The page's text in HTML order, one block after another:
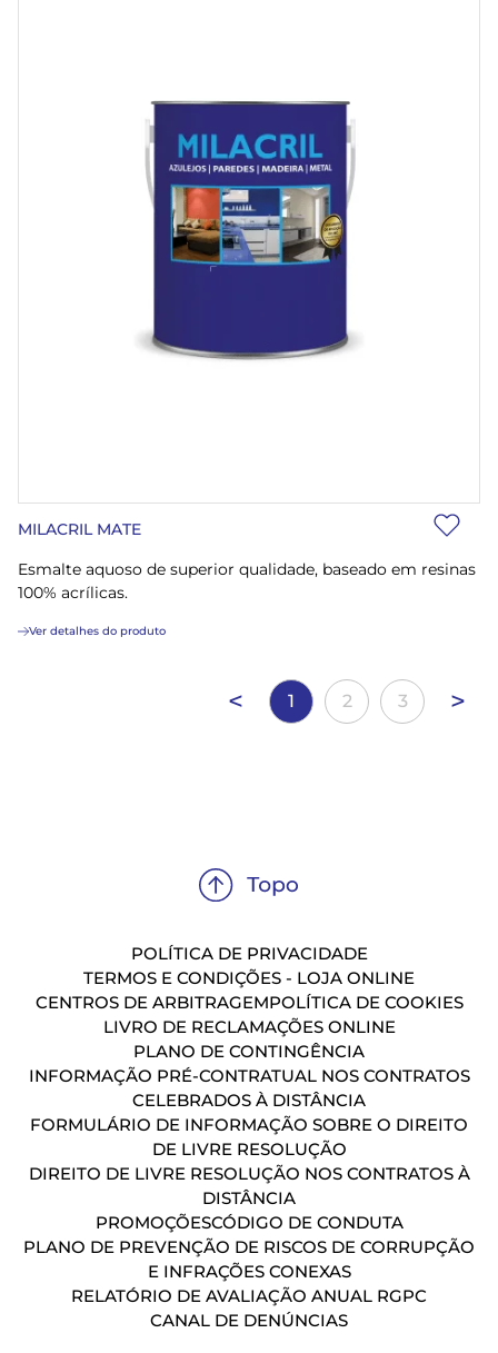
MILACRIL MATE
Esmalte aquoso de superior qualidade, baseado em resinas
100% acrílicas.
Ver detalhes do produto
< 1 2 3 >
POLÍTICA DE PRIVACIDADE
TERMOS E CONDIÇÕES - LOJA ONLINE
CENTROS DE ARBITRAGEMPOLÍTICA DE COOKIES
LIVRO DE RECLAMAÇÕES ONLINE
PLANO DE CONTINGÊNCIA
INFORMAÇÃO PRÉ-CONTRATUAL NOS CONTRATOS
CELEBRADOS À DISTÂNCIA
FORMULÁRIO DE INFORMAÇÃO SOBRE O DIREITO
DE LIVRE RESOLUÇÃO
DIREITO DE LIVRE RESOLUÇÃO NOS CONTRATOS À
DISTÂNCIA
PROMOÇÕESCÓDIGO DE CONDUTA
PLANO DE PREVENÇÃO DE RISCOS DE CORRUPÇÃO
E INFRAÇÕES CONEXAS
RELATÓRIO DE AVALIAÇÃO ANUAL RGPC
CANAL DE DENÚNCIAS